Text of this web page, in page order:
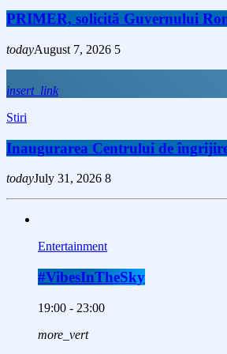
PRIMER, solicită Guvernului
todayAugust 7, 2026 5
insert_link
Stiri
Inaugurarea Centrului de
todayJuly 31, 2026 8
Entertainment
#VibesInTheSky
19:00 - 23:00
more_vert